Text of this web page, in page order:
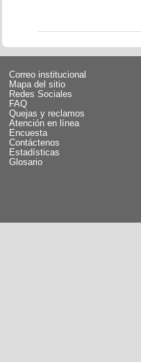
Correo institucional
Mapa del sitio
Redes Sociales
FAQ
Quejas y reclamos
Atención en línea
Encuesta
Contáctenos
Estadísticas
Glosario